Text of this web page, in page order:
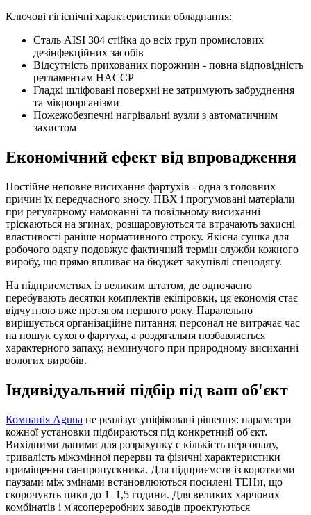
Ключові гігієнічні характеристики обладнання:
Сталь AISI 304 стійка до всіх груп промислових
дезінфекційних засобів
Відсутність прихованих порожнин - повна відповідність
регламентам HACCP
Гладкі шліфовані поверхні не затримують забруднення
та мікроорганізми
Пожежобезпечні нагрівальні вузли з автоматичним
захистом
Економічний ефект від впровадження
Постійне неповне висихання фартухів - одна з головних
причин їх передчасного зносу. ПВХ і прогумовані матеріали
при регулярному намоканні та повільному висиханні
тріскаються на згинах, розшаровуються та втрачають захисні
властивості раніше нормативного строку. Якісна сушка для
робочого одягу подовжує фактичний термін служби кожного
виробу, що прямо впливає на бюджет закупівлі спецодягу.
На підприємствах із великим штатом, де одночасно
перебувають десятки комплектів екіпіровки, ця економія стає
відчутною вже протягом першого року. Паралельно
вирішується організаційне питання: персонал не витрачає час
на пошук сухого фартуха, а роздягальня позбавляється
характерного запаху, неминучого при природному висиханні
вологих виробів.
Індивідуальний підбір під ваш об'єкт
Компанія Aguna не реалізує уніфіковані рішення: параметри
кожної установки підбираються під конкретний об'єкт.
Вихідними даними для розрахунку є кількість персоналу,
тривалість міжзмінної перерви та фізичні характеристики
приміщення санпропускника. Для підприємств із короткими
паузами між змінами встановлюються посилені ТЕНи, що
скорочують цикл до 1–1,5 години. Для великих харчових
комбінатів і м'ясопереробних заводів проектуються